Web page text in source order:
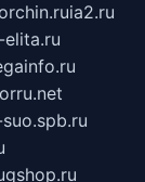
ia2.ru